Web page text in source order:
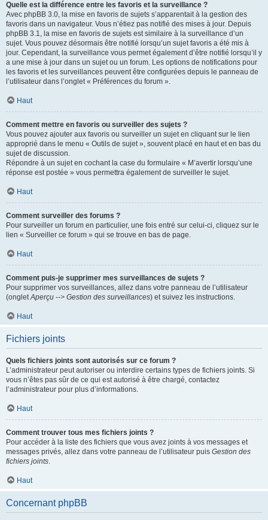
Quelle est la différence entre les favoris et la surveillance ?
Avec phpBB 3.0, la mise en favoris de sujets s’apparentait à la gestion des
favoris dans un navigateur. Vous n’étiez pas notifié des mises à jour. Depuis
phpBB 3.1, la mise en favoris de sujets est similaire à la surveillance d’un
sujet. Vous pouvez désormais être notifié lorsqu’un sujet favoris a été mis à
jour. Cependant, la surveillance vous permet également d’être notifié lorsqu’il y
a une mise à jour dans un sujet ou un forum. Les options de notifications pour
les favoris et les surveillances peuvent être configurées depuis le panneau de
l’utilisateur dans l’onglet « Préférences du forum ».
Haut
Comment mettre en favoris ou surveiller des sujets ?
Vous pouvez ajouter aux favoris ou surveiller un sujet en cliquant sur le lien
approprié dans le menu « Outils de sujet », souvent placé en haut et en bas du
sujet de discussion.
Répondre à un sujet en cochant la case du formulaire « M’avertir lorsqu’une
réponse est postée » vous permettra également de surveiller le sujet.
Haut
Comment surveiller des forums ?
Pour surveiller un forum en particulier, une fois entré sur celui-ci, cliquez sur le
lien « Surveiller ce forum » qui se trouve en bas de page.
Haut
Comment puis-je supprimer mes surveillances de sujets ?
Pour supprimer vos surveillances, allez dans votre panneau de l’utilisateur
(ongletAperçu --> Gestion des surveillances) et suivez les instructions.
Haut
Fichiers joints
Quels fichiers joints sont autorisés sur ce forum ?
L’administrateur peut autoriser ou interdire certains types de fichiers joints. Si
vous n’êtes pas sûr de ce qui est autorisé à être chargé, contactez
l’administrateur pour plus d’informations.
Haut
Comment trouver tous mes fichiers joints ?
Pour accéder à la liste des fichiers que vous avez joints à vos messages et
messages privés, allez dans votre panneau de l’utilisateur puis Gestion des
fichiers joints.
Haut
Concernant phpBB